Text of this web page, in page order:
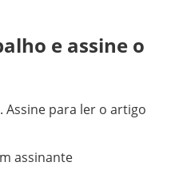
e assine o
Assine para ler o artigo
assinante